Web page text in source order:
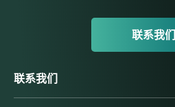
联系我们
联系我们